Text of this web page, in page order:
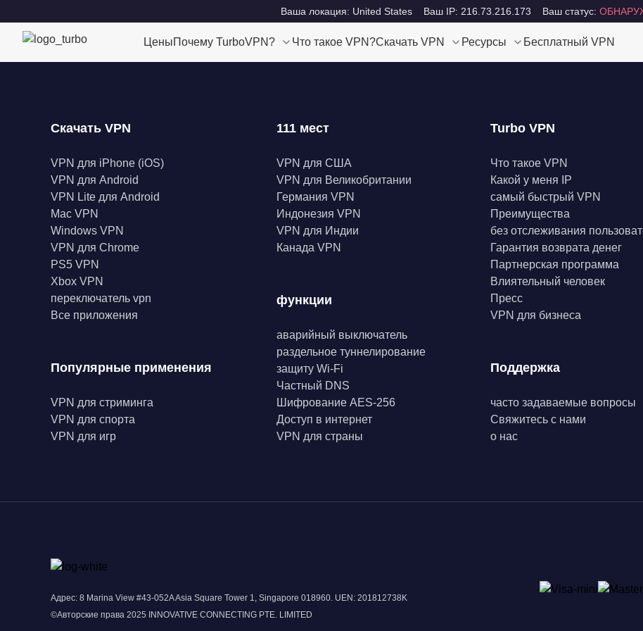
Ваша локация: United States Ваш IP: 216.73.216.173 Ваш статус:
ЦеныПочему TurboVPN? Что такое VPN?Скачать VPN Ресурсы Бесплатный VPN
Скачать VPN
VPN для iPhone (iOS)
VPN для Android
VPN Lite для Android
Mac VPN
Windows VPN
VPN для Chrome
PS5 VPN
Xbox VPN
переключатель vpn
Все приложения
Популярные применения
VPN для стриминга
VPN для спорта
VPN для игр
111 мест
VPN для США
VPN для Великобритании
Германия VPN
Индонезия VPN
VPN для Индии
Канада VPN
функции
аварийный выключатель
раздельное туннелирование
защиту Wi-Fi
Частный DNS
Шифрование AES-256
Доступ в интернет
VPN для страны
Turbo VPN
Что такое VPN
Какой у меня IP
самый быстрый VPN
Преимущества
без отслеживания
Гарантия возврата денег
Партнерская программа
Влиятельный человек
Пресс
VPN для бизнеса
Поддержка
часто задаваемые вопросы
Свяжитесь с нами
о нас
Адрес: 8 Marina View #43-052A Asia Square Tower 1, Singapore 018960. UEN: 201812738K
©Авторские права 2025 INNOVATIVE CONNECTING PTE. LIMITED